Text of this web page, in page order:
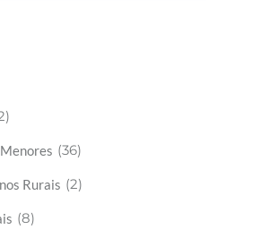
(36)
Rurais (2)
(8)